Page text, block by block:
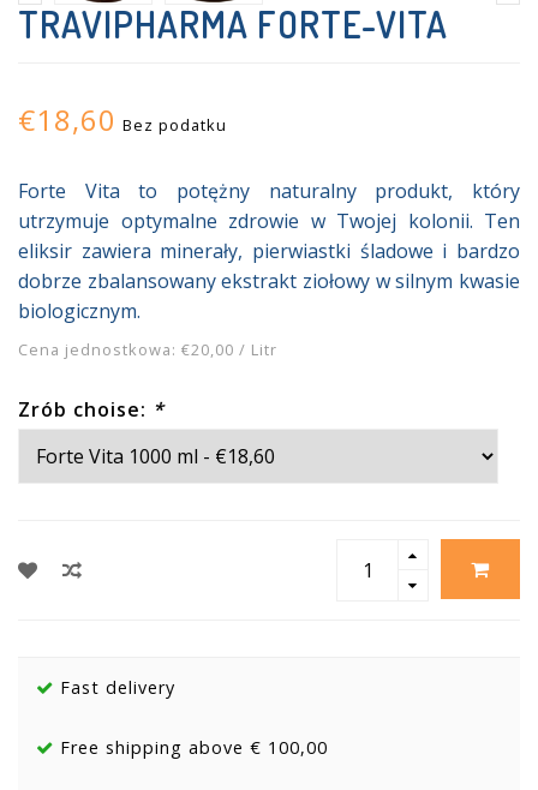
TRAVIPHARMA FORTE-VITA
€18,60 Bez podatku
Forte Vita to potężny naturalny produkt, który
utrzymuje optymalne zdrowie w Twojej kolonii. Ten
eliksir zawiera minerały, pierwiastki śladowe i bardzo
dobrze zbalansowany ekstrakt ziołowy w silnym kwasie
biologicznym.
Cena jednostkowa: €20,00 / Litr
Zrób choise: *
Fast delivery
Free shipping above € 100,00